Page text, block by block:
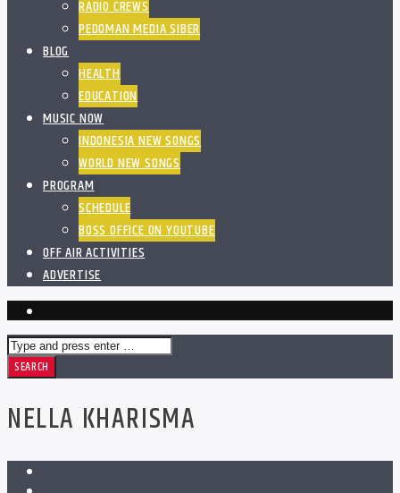
RADIO CREWS
PEDOMAN MEDIA SIBER
BLOG
HEALTH
EDUCATION
MUSIC NOW
INDONESIA NEW SONGS
WORLD NEW SONGS
PROGRAM
SCHEDULE
BOSS OFFICE ON YOUTUBE
OFF AIR ACTIVITIES
ADVERTISE
NELLA KHARISMA